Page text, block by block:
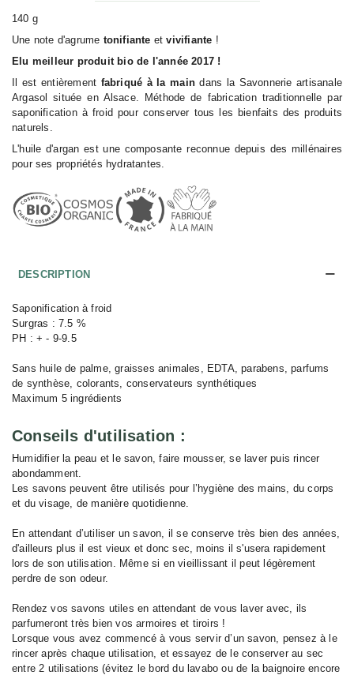
140 g
Une note d'agrume tonifiante etvivifiante !
Elu meilleur produit bio de l'année 2017 !
Il est entièrement fabriqué à la maindans la Savonnerie artisanale
Argasol située en Alsace. Méthode de fabrication traditionnelle par
saponification à froid pour conserver tous les bienfaits des produits
naturels.
L'huile d'argan est une composante reconnue depuis des millénaires
pour ses propriétés hydratantes.
DESCRIPTION
Saponification à froid
Surgras : 7.5 %
PH : + - 9-9.5
Sans huile de palme, graisses animales, EDTA, parabens, parfums
de synthèse, colorants, conservateurs synthétiques
Maximum 5 ingrédients
Conseils d'utilisation :
Humidifier la peau et le savon, faire mousser, se laver puis rincer
abondamment.
Les savons peuvent être utilisés pour l’hygiène des mains, du corps
et du visage, de manière quotidienne.
En attendant d’utiliser un savon, il se conserve très bien des années,
d'ailleurs plus il est vieux et donc sec, moins il s'usera rapidement
lors de son utilisation. Même si en vieillissant il peut légèrement
perdre de son odeur.
Rendez vos savons utiles en attendant de vous laver avec, ils
parfumeront très bien vos armoires et tiroirs !
Lorsque vous avez commencé à vous servir d’un savon, pensez à le
rincer après chaque utilisation, et essayez de le conserver au sec
entre 2 utilisations (évitez le bord du lavabo ou de la baignoire encore